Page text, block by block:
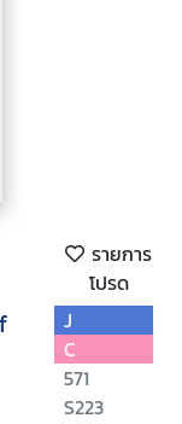
รายการ
โปรด
J
C
571
S223